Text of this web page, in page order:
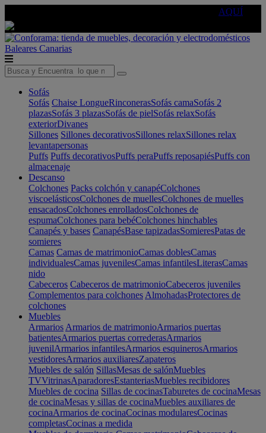
AQUÍ
Baleares Canarias
Sofás
Sofás Chaise LongueRinconerasSofás camaSofás 2
plazasSofás 3 plazasSofás de pielSofás relaxSofás
exteriorDivanes
Sillones Sillones decorativosSillones relaxSillones relax
levantapersonas
Puffs Puffs decorativosPuffs peraPuffs reposapiésPuffs con
almacenaje
Descanso
Colchones Packs colchón y canapéColchones
viscoelásticosColchones de muellesColchones de muelles
ensacadosColchones enrolladosColchones de
espumaColchones para bebéColchones hinchables
Canapés y bases CanapésBase tapizadasSomieresPatas de
somieres
Camas Camas de matrimonioCamas doblesCamas
individualesCamas juvenilesCamas infantilesLiterasCamas
nido
Cabeceros Cabeceros de matrimonioCabeceros juveniles
Complementos para colchones AlmohadasProtectores de
colchones
Muebles
Armarios Armarios de matrimonioArmarios puertas
batientesArmarios puertas correderasArmarios
juvenilArmarios infantilesArmarios esquinerosArmarios
vestidoresArmarios auxiliaresZapateros
Muebles de salón SillasMesas de salónMuebles
TVVitrinasAparadoresEstanteriasMuebles recibidores
Muebles de cocina Sillas de cocinasTaburetes de cocinaMesas
de cocinaMesas y sillas de cocinaMuebles auxiliares de
cocinaArmarios de cocinaCocinas modularesCocinas
completasCocinas a medida